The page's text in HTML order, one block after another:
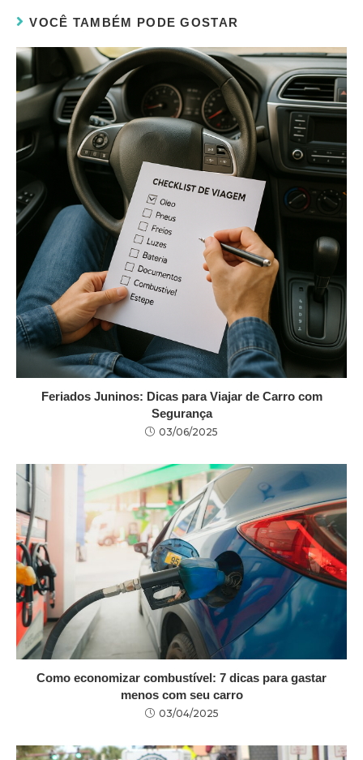
VOCÊ TAMBÉM PODE GOSTAR
Feriados Juninos: Dicas para Viajar de Carro com
Segurança
03/06/2025
Como economizar combustível: 7 dicas para gastar
menos com seu carro
03/04/2025